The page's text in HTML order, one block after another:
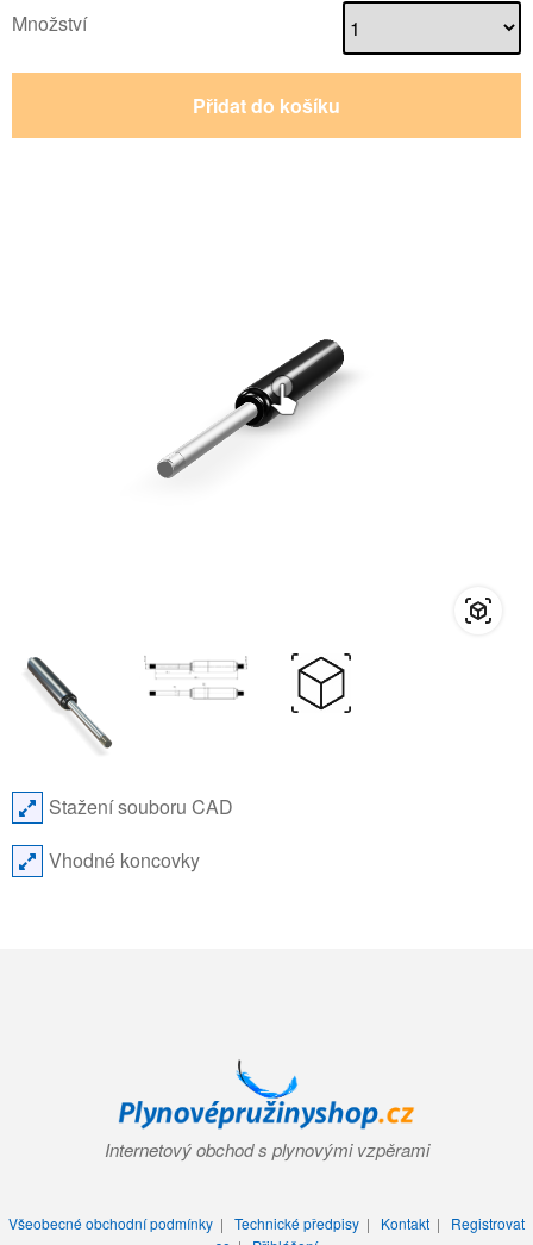
Množství
Přidat do košíku
Stažení souboru CAD
Vhodné koncovky
Internetový obchod s plynovými vzpěrami
Všeobecné obchodní podmínky | Technické předpisy | Kontakt | Registrovat